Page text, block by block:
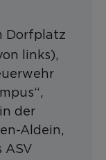
Dorfplatz
links),
der
Aldein,
ASV